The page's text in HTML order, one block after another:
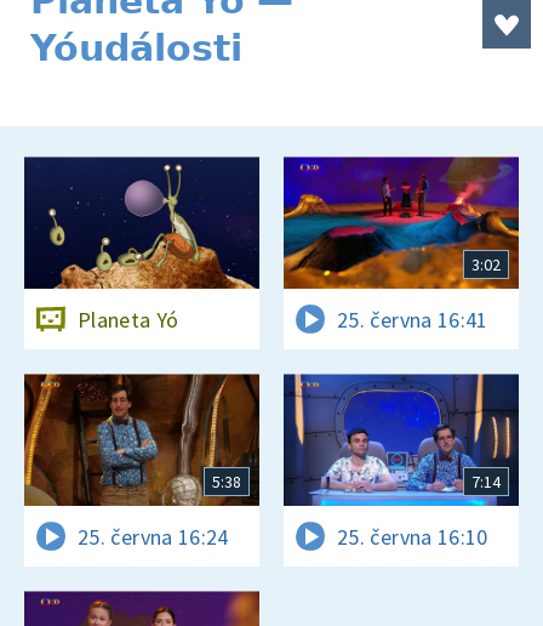
Yóudálosti
Planeta Yó
3:02
25. června 16:41
5:38
25. června 16:24
7:14
25. června 16:10